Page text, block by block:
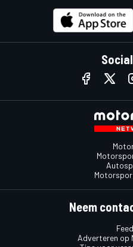
Neem
Adverteren op